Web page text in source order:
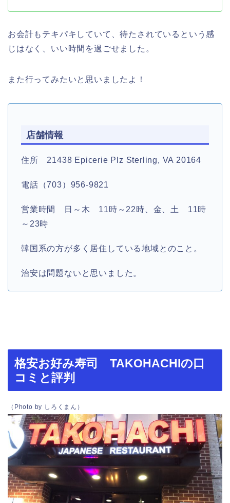
お会計もテキパキしていて、待たされているという感
じはなく、いい時間を過ごせました。
また行ってみたいと思いましたよ！
店舗情報
住所 21438 Epicerie Plz Sterling, VA 20164
電話（703）956-9821
営業時間 日～木 11時～22時、金、土 11時
～23時
韓国系の方が多く居住している地域とのこと。
治安は問題ないと思いました。
格安お好み寿司 TAKOHACHIの口
コミと評判
（Photo by しろくまん）